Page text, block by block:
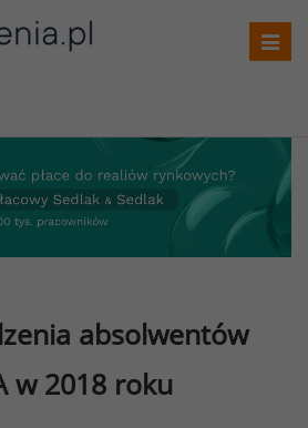
absolwentów
w 2018 roku